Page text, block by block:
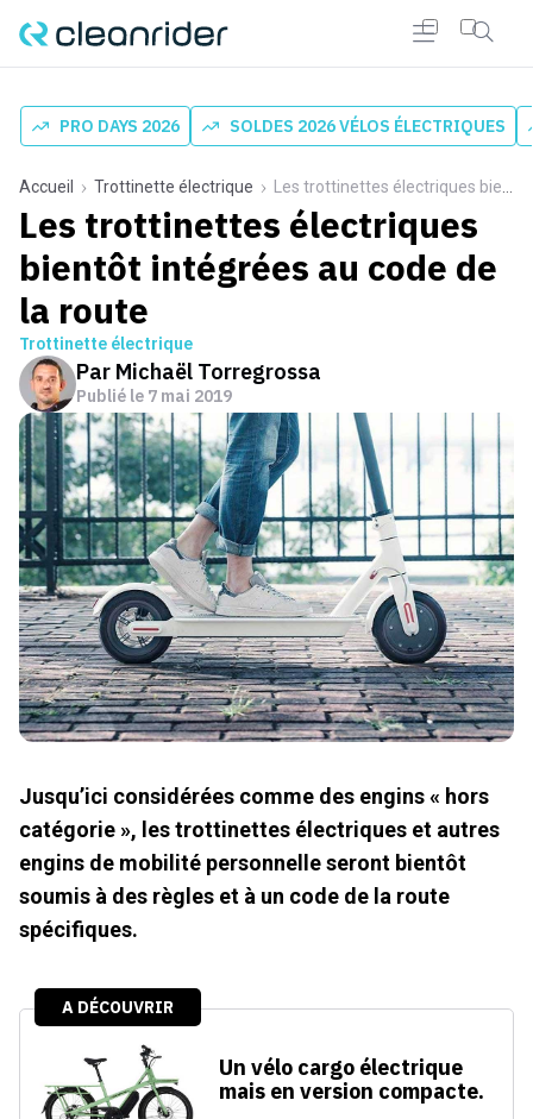
PRO DAYS 2026 SOLDES 2026 VÉLOS ÉLECTRIQUES
Accueil Trottinette électrique Les trottinettes électriques bientôt intégrées au code de la route
Les trottinettes électriques
bientôt intégrées au code de
la route
Trottinette électrique
Par Michaël Torregrossa
Publié le 7 mai 2019
Jusqu’ici considérées comme des engins « hors
catégorie », les trottinettes électriques et autres
engins de mobilité personnelle seront bientôt
soumis à des règles et à un code de la route
spécifiques.